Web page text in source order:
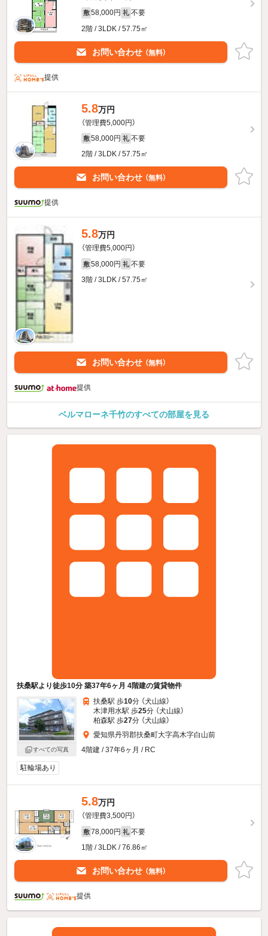
敷 58,000円 礼 不要
2階 / 3LDK / 57.75㎡
お問い合わせ （無料）
提供
5.8万円
（管理費5,000円）
敷 58,000円 礼 不要
2階 / 3LDK / 57.75㎡
お問い合わせ （無料）
提供
5.8万円
（管理費5,000円）
敷 58,000円 礼 不要
3階 / 3LDK / 57.75㎡
お問い合わせ （無料）
提供
ベルマローネ千竹のすべての部屋を見る
扶桑駅より徒歩10分 築37年6ヶ月 4階建の賃貸物件
すべての写真
扶桑駅 歩10分 （犬山線）
木津用水駅 歩25分 （犬山線）
柏森駅 歩27分 （犬山線）
愛知県丹羽郡扶桑町大字高木字白山前
4階建 / 37年6ヶ月 / RC
駐輪場あり
5.8万円
（管理費3,500円）
敷 78,000円 礼 不要
1階 / 3LDK / 76.86㎡
お問い合わせ （無料）
提供